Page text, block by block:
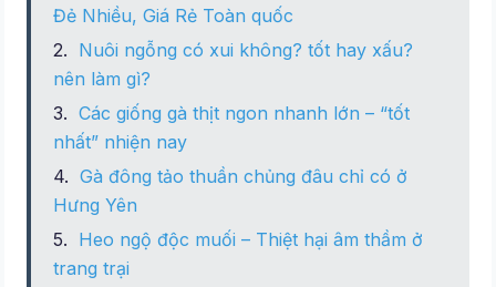
Đẻ Nhiều, Giá Rẻ Toàn quốc
Nuôi ngỗng có xui không? tốt hay xấu?
nên làm gì?
Các giống gà thịt ngon nhanh lớn – “tốt
nhất” nhiện nay
Gà đông tảo thuần chủng đâu chỉ có ở
Hưng Yên
Heo ngộ độc muối – Thiệt hại âm thầm ở
trang trại